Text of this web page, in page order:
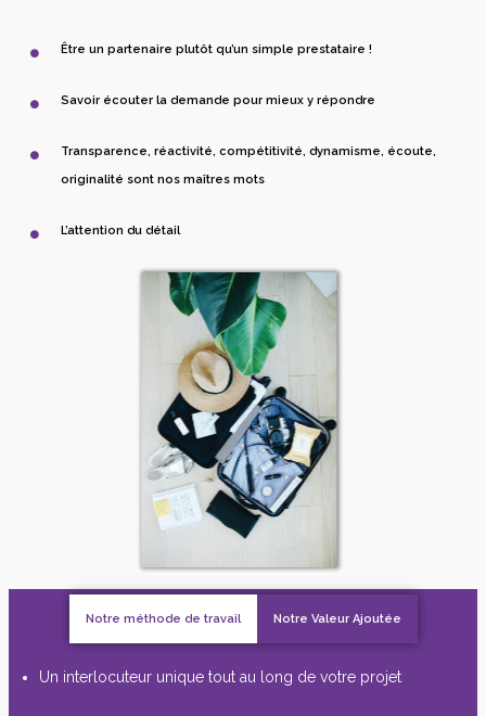
Être un partenaire plutôt qu’un simple prestataire !
Savoir écouter la demande pour mieux y répondre
Transparence, réactivité, compétitivité, dynamisme, écoute,
originalité sont nos maîtres mots
L’attention du détail
Notre méthode de travail Notre Valeur Ajoutée
Un interlocuteur unique tout au long de votre projet